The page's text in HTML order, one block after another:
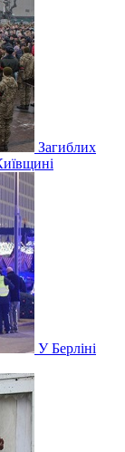
Загиблих
У Берліні